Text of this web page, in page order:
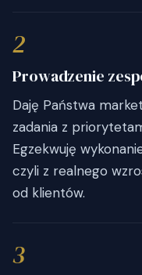
2
Prowadzenie
Daję Państwa
zadania z
Egzekwuję
czyli z realnego
od klientów.
3